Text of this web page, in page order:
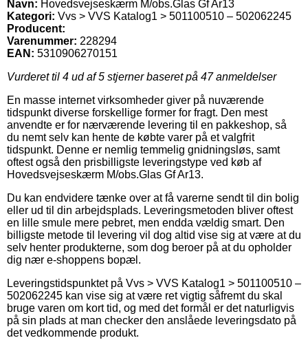
Navn: Hovedsvejseskærm M/obs.Glas Gf Ar13
Kategori: Vvs > VVS Katalog1 > 501100510 – 502062245
Producent:
Varenummer: 228294
EAN: 5310906270151
Vurderet til 4 ud af 5 stjerner baseret på 47anmeldelser
En masse internet virksomheder giver på nuværende
tidspunkt diverse forskellige former for fragt. Den mest
anvendte er for nærværende levering til en pakkeshop, så
du nemt selv kan hente de købte varer på et valgfrit
tidspunkt. Denne er nemlig temmelig gnidningsløs, samt
oftest også den prisbilligste leveringstype ved køb af
Hovedsvejseskærm M/obs.Glas Gf Ar13.
Du kan endvidere tænke over at få varerne sendt til din bolig
eller ud til din arbejdsplads. Leveringsmetoden bliver oftest
en lille smule mere pebret, men endda vældig smart. Den
billigste metode til levering vil dog altid vise sig at være at du
selv henter produkterne, som dog beroer på at du opholder
dig nær e-shoppens bopæl.
Leveringstidspunktet på Vvs > VVS Katalog1 > 501100510 –
502062245 kan vise sig at være ret vigtig såfremt du skal
bruge varen om kort tid, og med det formål er det naturligvis
på sin plads at man checker den anslåede leveringsdato på
det vedkommende produkt.